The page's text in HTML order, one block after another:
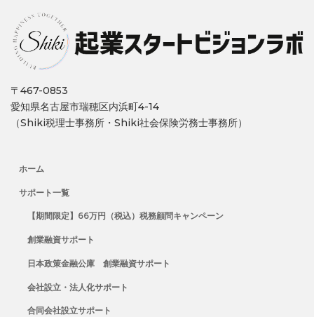
〒467-0853
愛知県名古屋市瑞穂区内浜町4-14
（Shiki税理士事務所・Shiki社会保険労務士事務所）
ホーム
サポート一覧
【期間限定】66万円（税込）税務顧問キャンペーン
創業融資サポート
日本政策金融公庫 創業融資サポート
会社設立・法人化サポート
合同会社設立サポート